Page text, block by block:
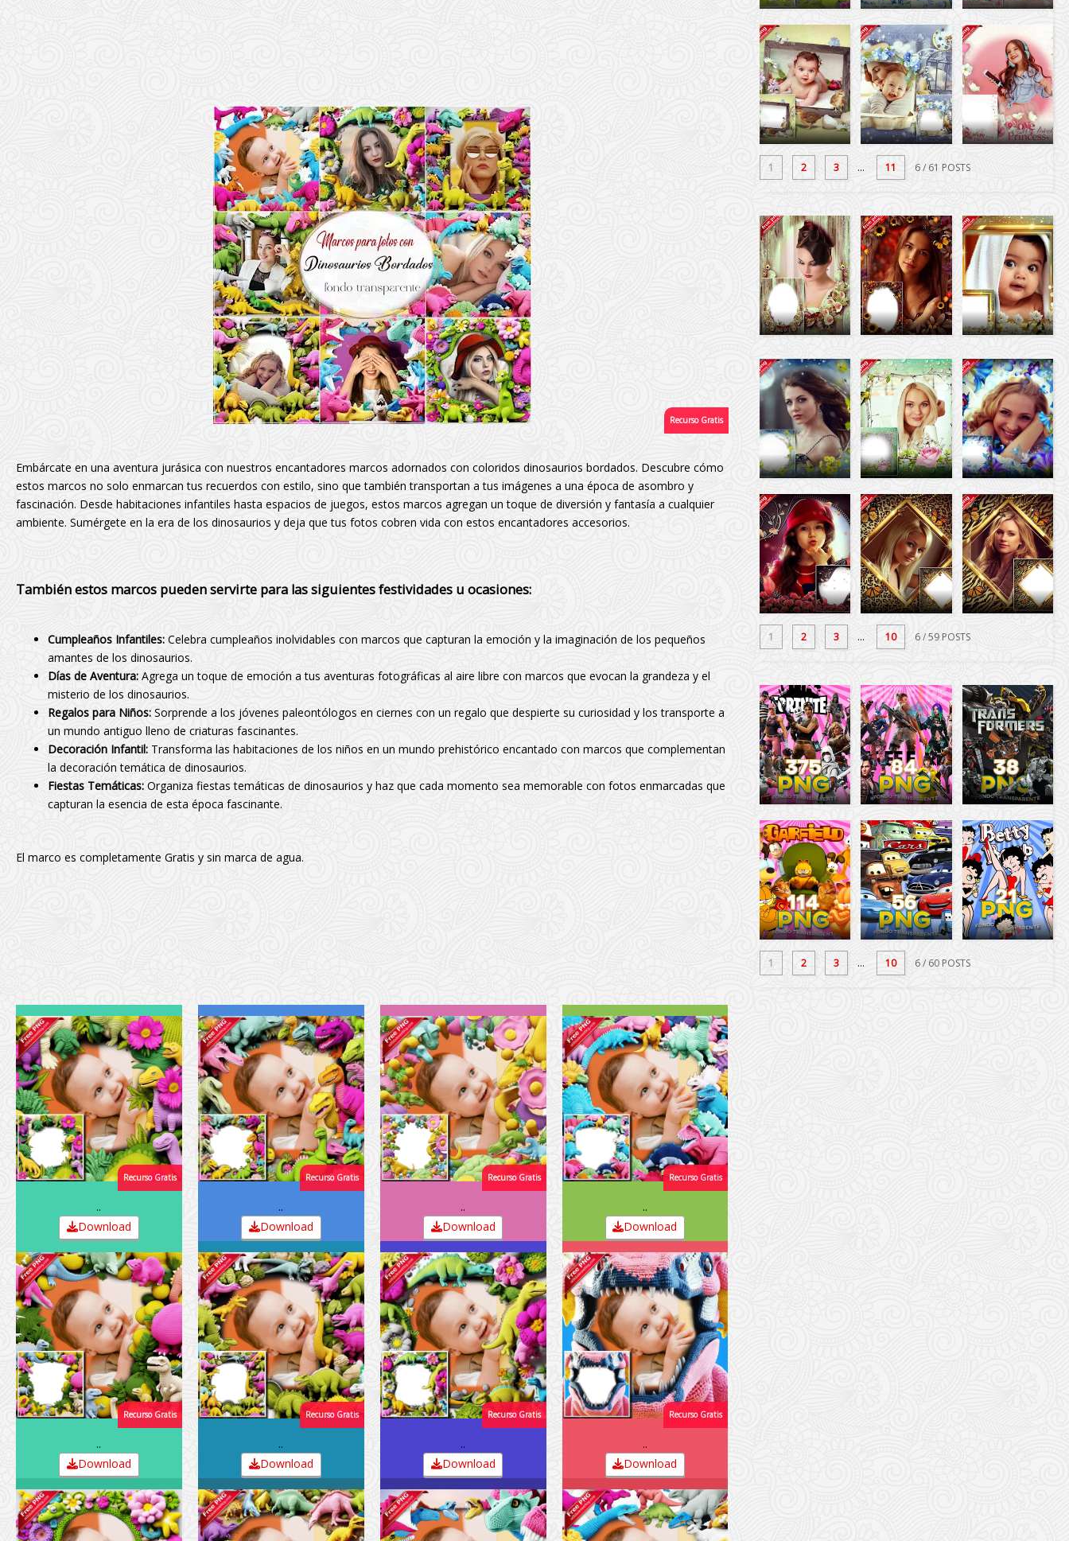
Embárcate en una aventura jurásica con nuestros encantadores marcos adornados con coloridos dinosaurios bordados. Descubre cómo
estos marcos no solo enmarcan tus recuerdos con estilo, sino que también transportan a tus imágenes a una época de asombro y
fascinación. Desde habitaciones infantiles hasta espacios de juegos, estos marcos agregan un toque de diversión y fantasía a cualquier
ambiente. Sumérgete en la era de los dinosaurios y deja que tus fotos cobren vida con estos encantadores accesorios.
También estos marcos pueden servirte para las siguientes festividades u ocasiones:
Cumpleaños Infantiles: Celebra cumpleaños inolvidables con marcos que capturan la emoción y la imaginación de los pequeños
amantes de los dinosaurios.
Días de Aventura: Agrega un toque de emoción a tus aventuras fotográficas al aire libre con marcos que evocan la grandeza y el
misterio de los dinosaurios.
Regalos para Niños: Sorprende a los jóvenes paleontólogos en ciernes con un regalo que despierte su curiosidad y los transporte a
un mundo antiguo lleno de criaturas fascinantes.
Decoración Infantil: Transforma las habitaciones de los niños en un mundo prehistórico encantado con marcos que complementan
la decoración temática de dinosaurios.
Fiestas Temáticas: Organiza fiestas temáticas de dinosaurios y haz que cada momento sea memorable con fotos enmarcadas que
capturan la esencia de esta época fascinante.
El marco es completamente Gratis y sin marca de agua.
..
Download
..
Download
..
Download
..
Download
..
Download
..
Download
..
Download
..
Download
1 2 3 ... 11 6/ 61 POSTS
1 2 3 ... 10 6/ 59 POSTS
1 2 3 ... 10 6/ 60 POSTS